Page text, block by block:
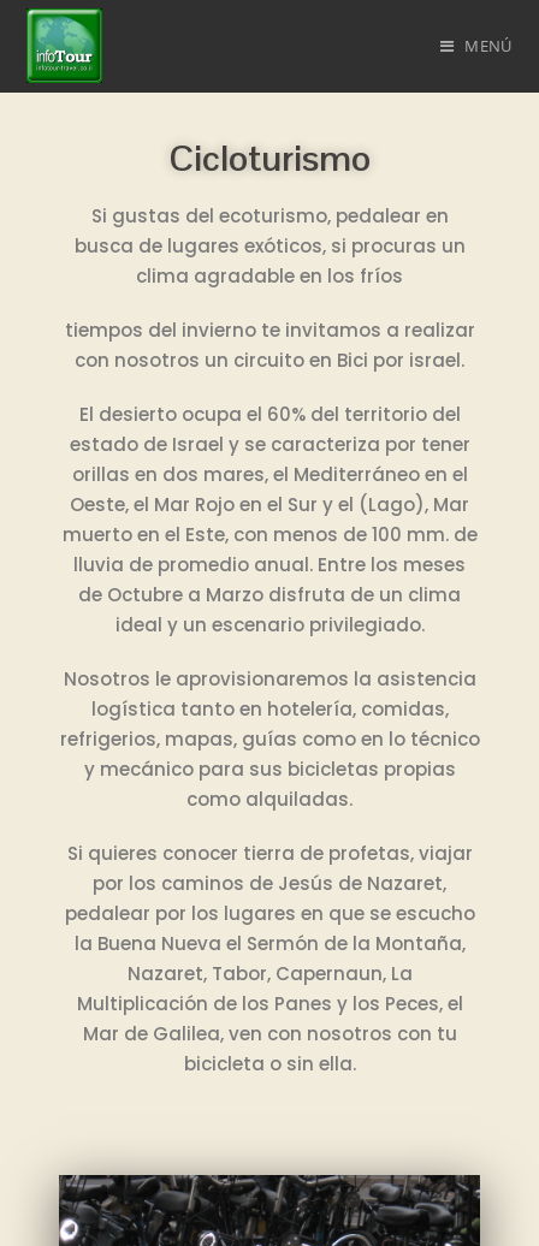
MENÚ
Cicloturismo
Si gustas del ecoturismo, pedalear en
busca de lugares exóticos, si procuras un
clima agradable en los fríos
tiempos del invierno te invitamos a realizar
con nosotros un circuito en Bici por israel.
El desierto ocupa el 60% del territorio del
estado de Israel y se caracteriza por tener
orillas en dos mares, el Mediterráneo en el
Oeste, el Mar Rojo en el Sur y el (Lago), Mar
muerto en el Este, con menos de 100 mm. de
lluvia de promedio anual. Entre los meses
de Octubre a Marzo disfruta de un clima
ideal y un escenario privilegiado.
Nosotros le aprovisionaremos la asistencia
logística tanto en hotelería, comidas,
refrigerios, mapas, guías como en lo técnico
y mecánico para sus bicicletas propias
como alquiladas.
Si quieres conocer tierra de profetas, viajar
por los caminos de Jesús de Nazaret,
pedalear por los lugares en que se escucho
la Buena Nueva el Sermón de la Montaña,
Nazaret, Tabor, Capernaun, La
Multiplicación de los Panes y los Peces, el
Mar de Galilea, ven con nosotros con tu
bicicleta o sin ella.